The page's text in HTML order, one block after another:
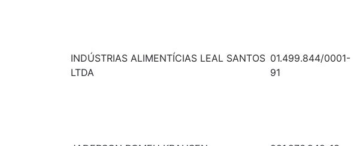
INDÚSTRIAS ALIMENTÍCIAS LEAL SANTOS
LTDA
01.499.844/0001-
91